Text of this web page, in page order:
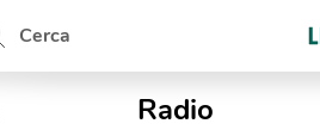
Cerca
Radio